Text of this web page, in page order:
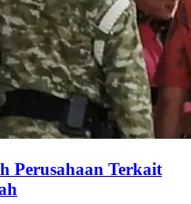
Perusahaan Terkait